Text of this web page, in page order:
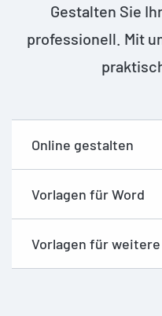
Gestalten Sie
professionell. Mit
Online gestalten
Vorlagen für Word
Vorlagen für